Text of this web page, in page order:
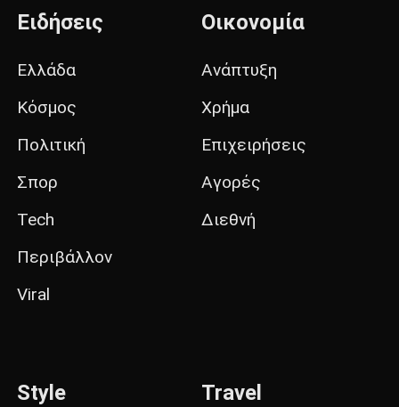
Ειδήσεις
Ελλάδα
Κόσμος
Πολιτική
Σπορ
Tech
Περιβάλλον
Viral
Οικονομία
Ανάπτυξη
Χρήμα
Επιχειρήσεις
Αγορές
Διεθνή
Style Travel